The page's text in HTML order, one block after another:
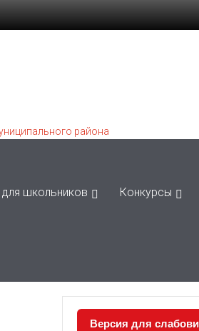
для школьников Конкурсы
Версия для